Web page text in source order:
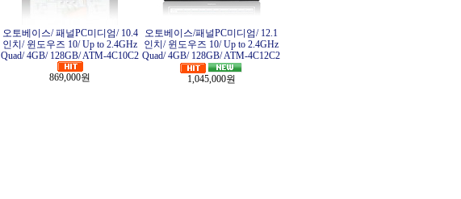
오토베이스/ 패널PC미디엄/ 10.4
인치/ 윈도우즈 10/ Up to 2.4GHz
Quad/ 4GB/ 128GB/ ATM-4C10C2
869,000원
오토베이스/패널PC미디엄/ 12.1
인치/ 윈도우즈 10/ Up to 2.4GHz
Quad/ 4GB/ 128GB/ ATM-4C12C2
1,045,000원